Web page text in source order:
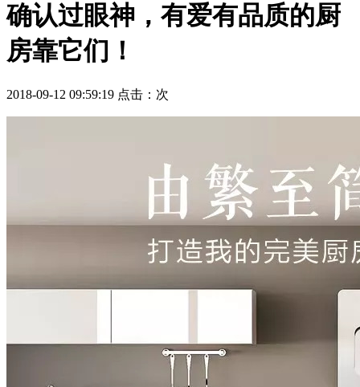
确认过眼神，有爱有品质的厨
房靠它们！
2018-09-12 09:59:19 点击： 次